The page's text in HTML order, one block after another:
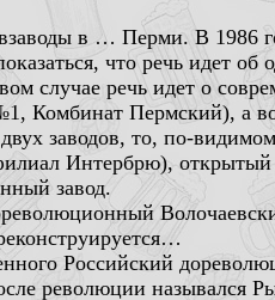
в … Перми. В 1986
что речь идет
случае речь идет о
Пермский), а во
заводов, то, по-
Интербрю), открытый
завод.
Российский
революции назывался